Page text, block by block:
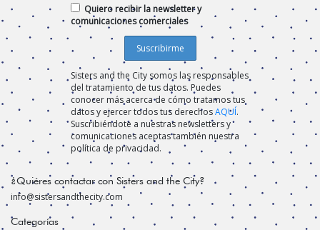
Quiero recibir la newsletter y
comunicaciones comerciales
Sisters and the City somos las responsables
del tratamiento de tus datos. Puedes
conocer más acerca de cómo tratamos tus
datos y ejercer todos tus derechosAQUÍ.
Suscribiéndote a nuestras newsletters y
comunicaciones aceptas también nuestra
política de privacidad.
¿Quiéres contactar con Sisters and the City?
info@sistersandthecity.com
Categorías